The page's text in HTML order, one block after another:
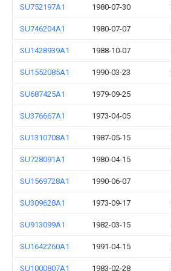
SU752197A1 1980-07-30
SU746204A1 1980-07-07
SU1428939A1 1988-10-07
SU1552085A1 1990-03-23
SU687425A1 1979-09-25
SU376667A1 1973-04-05
SU1310708A1 1987-05-15
SU728091A1 1980-04-15
SU1569728A1 1990-06-07
SU309628A1 1973-09-17
SU913099A1 1982-03-15
SU1642260A1 1991-04-15
SU1000807A1 1983-02-28